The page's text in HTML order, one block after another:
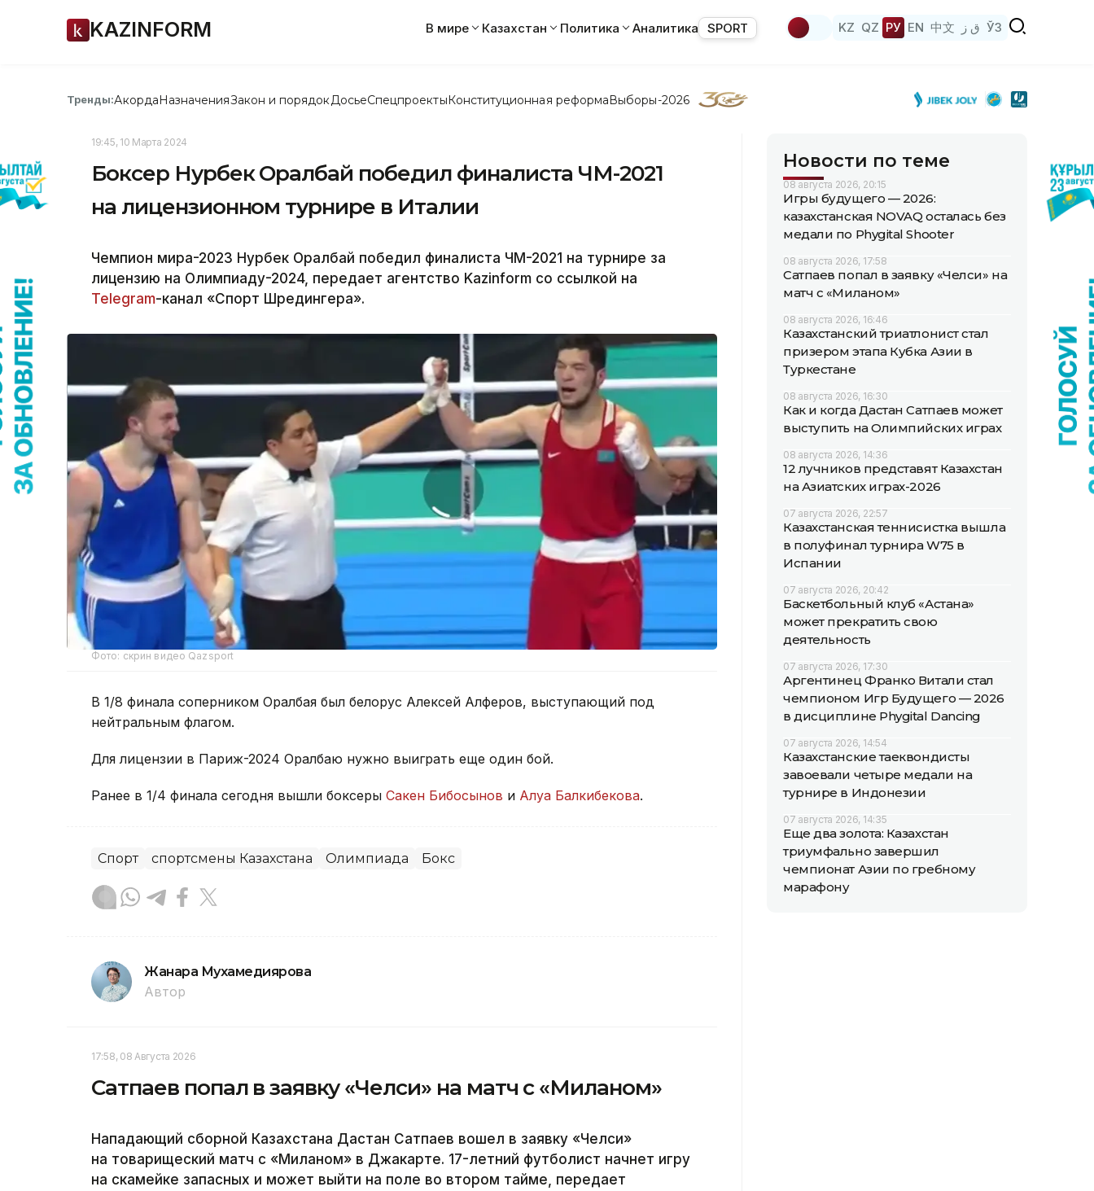
KAZINFORM В мире Казахстан Политика Аналитика SPORT KZ QZ РУ EN 中文 ق ز ЎЗ
Тренды:АкордаНазначенияЗакон и порядок ДосьеСпецпроектыКонституционная реформаВыборы-2026
19:45, 10 Марта 2024
Боксер Нурбек Оралбай победил финалиста ЧМ-2021
на лицензионном турнире в Италии
Чемпион мира-2023 Нурбек Оралбай победил финалиста ЧМ-2021 на турнире за
лицензию на Олимпиаду-2024, передает агентство Kazinform со ссылкой на
Telegram-канал «Спорт Шредингера».
Фото: скрин видео Qazsport
В 1/8 финала соперником Оралбая был белорус Алексей Алферов, выступающий под
нейтральным флагом.
Для лицензии в Париж-2024 Оралбаю нужно выиграть еще один бой.
Ранее в 1/4 финала сегодня вышли боксеры Сакен Бибосынов и Алуа Балкибекова.
Спорт спортсмены Казахстана Олимпиада Бокс
Жанара Мухамедиярова
Автор
17:58, 08 Августа 2026
Сатпаев попал в заявку «Челси» на матч с «Миланом»
Нападающий сборной Казахстана Дастан Сатпаев вошел в заявку «Челси»
на товарищеский матч с «Миланом» в Джакарте. 17-летний футболист начнет игру
на скамейке запасных и может выйти на поле во втором тайме, передает
Новости по теме
08 августа 2026, 20:15
Игры будущего — 2026:
казахстанская NOVAQ осталась без
медали по Phygital Shooter
08 августа 2026, 17:58
Сатпаев попал в заявку «Челси» на
матч с «Миланом»
08 августа 2026, 16:46
Казахстанский триатлонист стал
призером этапа Кубка Азии в
Туркестане
08 августа 2026, 16:30
Как и когда Дастан Сатпаев может
выступить на Олимпийских играх
08 августа 2026, 14:36
12 лучников представят Казахстан
на Азиатских играх-2026
07 августа 2026, 22:57
Казахстанская теннисистка вышла
в полуфинал турнира W75 в
Испании
07 августа 2026, 20:42
Баскетбольный клуб «Астана»
может прекратить свою
деятельность
07 августа 2026, 17:30
Аргентинец Франко Витали стал
чемпионом Игр Будущего — 2026
в дисциплине Phygital Dancing
07 августа 2026, 14:54
Казахстанские таеквондисты
завоевали четыре медали на
турнире в Индонезии
07 августа 2026, 14:35
Еще два золота: Казахстан
триумфально завершил
чемпионат Азии по гребному
марафону